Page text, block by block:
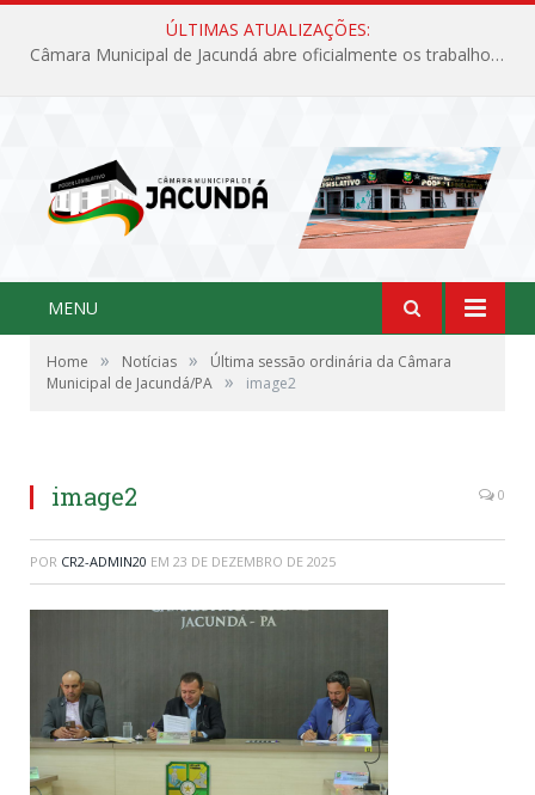
ÚLTIMAS ATUALIZAÇÕES:
Câmara Municipal de Jacundá abre oficialmente os trabalhos legislativos de 2026
MENU
Home » Notícias »
Última sessão ordinária da Câmara
Municipal de Jacundá/PA » image2
image2 0
POR CR2-ADMIN20 EM 23 DE DEZEMBRO DE 2025